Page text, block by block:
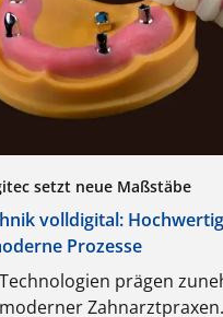
setzt neue Maßstäbe
volldigital:
Prozesse
prägen